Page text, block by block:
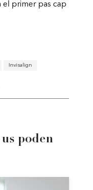
el primer pas cap
Invisalign
poden